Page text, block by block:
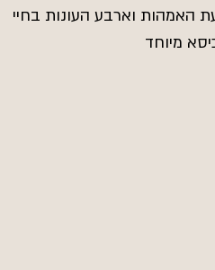
האמהות וארבע העונות בחיי
מיוחד